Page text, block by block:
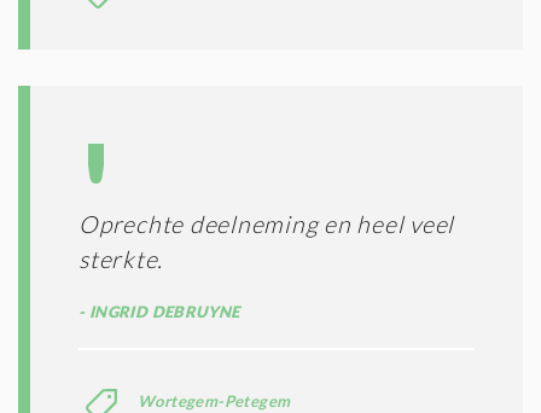
Oprechte deelneming en heel veel
sterkte.
INGRID DEBRUYNE
Wortegem-Petegem